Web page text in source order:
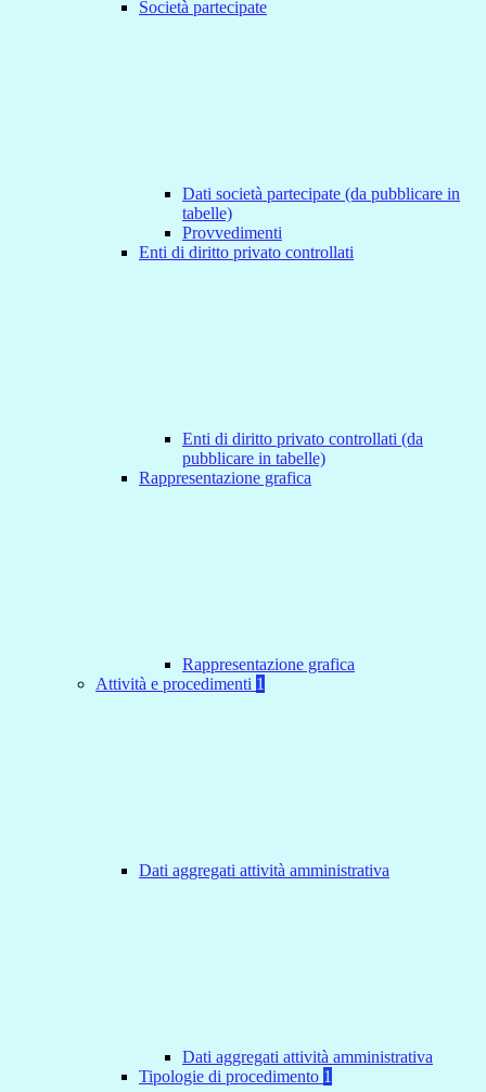
Società partecipate
Dati società partecipate (da pubblicare in
tabelle)
Provvedimenti
Enti di diritto privato controllati
Enti di diritto privato controllati (da
pubblicare in tabelle)
Rappresentazione grafica
Rappresentazione grafica
Attività e procedimenti 1
Dati aggregati attività amministrativa
Dati aggregati attività amministrativa
Tipologie di procedimento 1